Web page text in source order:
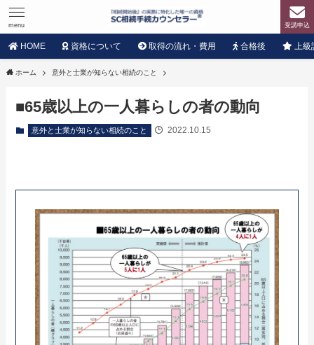
受講申込
menu
HOME 資格について 取得の流れ・費用 合格後 上級
ホーム 意外と士業が知らない相続のこと
■65歳以上の一人暮らしの者の動向
意外と士業が知らない相続のこと 2022.10.15